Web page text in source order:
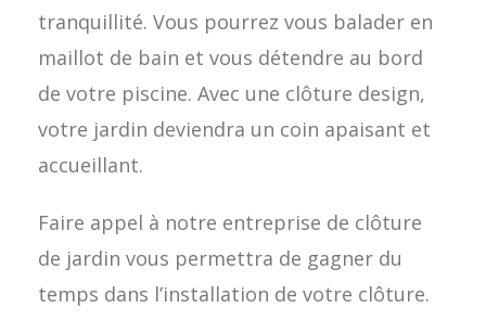
tranquillité. Vous pourrez vous balader en
maillot de bain et vous détendre au bord
de votre piscine. Avec une clôture design,
votre jardin deviendra un coin apaisant et
accueillant.
Faire appel à notre entreprise de clôture
de jardin vous permettra de gagner du
temps dans l’installation de votre clôture.